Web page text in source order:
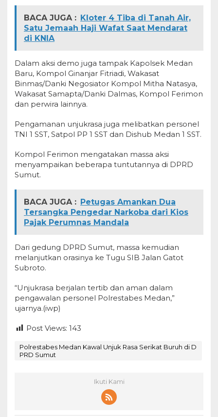
BACA JUGA : Kloter 4 Tiba di Tanah Air,
Satu Jemaah Haji Wafat Saat Mendarat
di KNIA
Dalam aksi demo juga tampak Kapolsek Medan
Baru, Kompol Ginanjar Fitriadi, Wakasat
Binmas/Danki Negosiator Kompol Mitha Natasya,
Wakasat Samapta/Danki Dalmas, Kompol Ferimon
dan perwira lainnya.
Pengamanan unjukrasa juga melibatkan personel
TNI 1 SST, Satpol PP 1 SST dan Dishub Medan 1 SST.
Kompol Ferimon mengatakan massa aksi
menyampaikan beberapa tuntutannya di DPRD
Sumut.
BACA JUGA : Petugas Amankan Dua
Tersangka Pengedar Narkoba dari Kios
Pajak Perumnas Mandala
Dari gedung DPRD Sumut, massa kemudian
melanjutkan orasinya ke Tugu SIB Jalan Gatot
Subroto.
“Unjukrasa berjalan tertib dan aman dalam
pengawalan personel Polrestabes Medan,”
ujarnya.(iwp)
Post Views: 143
Polrestabes Medan Kawal Unjuk Rasa Serikat Buruh di D
PRD Sumut
Ikuti Kami